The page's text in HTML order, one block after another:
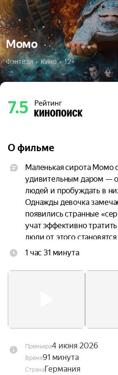
Момо
Фэнтези  •  Кино  •  12+
7.5 Рейтинг
О фильме
Маленькая сирота Момо
удивительным даром —
людей и пробуждать в
Однажды девочка
появились странные
учат эффективно
люди от этого
несчастными, ведь в
объединяется с
1 час 31 минута
Премьера4 июня 2026
Время91 минута
СтранаГермания